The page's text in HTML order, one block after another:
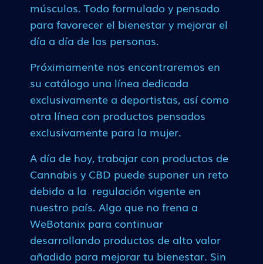
músculos. Todo formulado y pensado
para favorecer el bienestar y mejorar el
día a día de las personas.
Próximamente nos encontraremos en
su catálogo una línea dedicada
exclusivamente a deportistas, así como
otra línea con productos pensados
exclusivamente para la mujer.
A día de hoy, trabajar con productos de
Cannabis y CBD puede suponer un reto
debido a la regulación vigente en
nuestro país. Algo que no frena a
WeBotanix para continuar
desarrollando productos de alto valor
añadido para mejorar tu bienestar. Sin